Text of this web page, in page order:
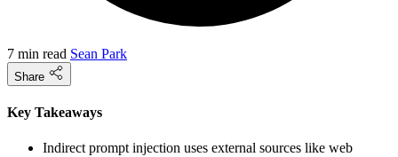
7 min read Sean Park
Share
Key Takeaways
Indirect prompt injection uses external sources like web